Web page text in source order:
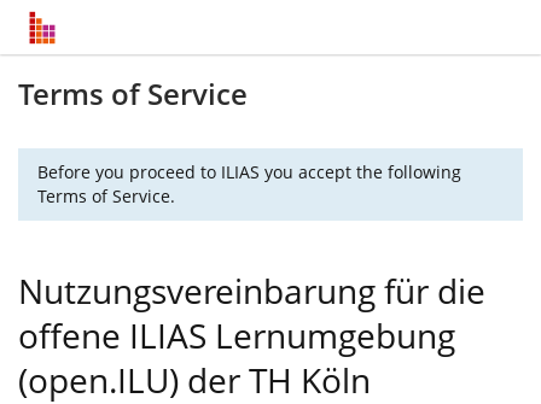
Terms of Service
Before you proceed to ILIAS you accept the following
Terms of Service.
Nutzungsvereinbarung für die
offene ILIAS Lernumgebung
(open.ILU) der TH Köln